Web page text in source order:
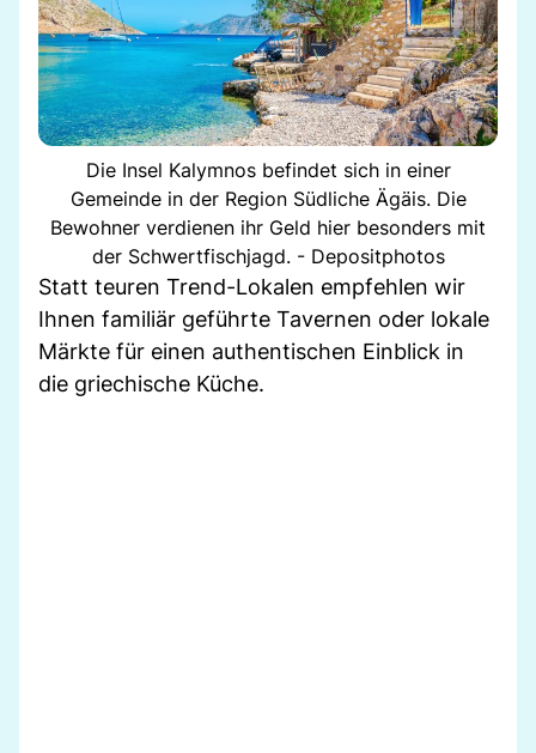
Die Insel Kalymnos befindet sich in einer
Gemeinde in der Region Südliche Ägäis. Die
Bewohner verdienen ihr Geld hier besonders mit
der Schwertfischjagd. - Depositphotos
Statt teuren Trend-Lokalen empfehlen wir
Ihnen familiär geführte Tavernen oder lokale
Märkte für einen authentischen Einblick in
die griechische Küche.